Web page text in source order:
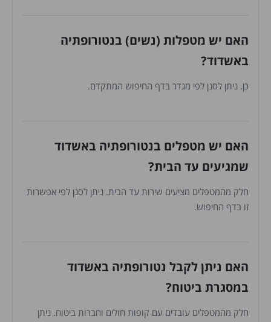
האם יש מטפלות (נשים) בנטורופתיה
באשדוד?
כן. ניתן לסנן לפי מגדר בדף החיפוש המתקדם.
האם יש מטפלים בנטורופתיה באשדוד
שמגיעים עד הבית?
חלק מהמטפלים מציעים שירות עד הבית. ניתן לסנן לפי אפשרות
זו בדף החיפוש.
האם ניתן לקבל נטורופתיה באשדוד
במסגרת ביטוח?
חלק מהמטפלים עובדים עם קופות חולים וחברות ביטוח. ניתן